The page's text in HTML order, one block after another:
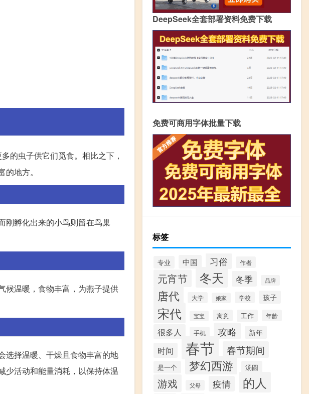
多的虫子供它们觅食。相比之下，
地方。
刚孵化出来的小鸟则留在鸟巢
候温暖，食物丰富，为燕子提供
选择温暖、干燥且食物丰富的地
少活动和能量消耗，以保持体温
DeepSeek全套部署资料免费下载
免费可商用字体批量下载
标签
专业 中国 习俗 作者
元宵节 冬天 冬季 品牌
唐代 大学 娘家 学校 孩子
宋代 宝宝 寓意 工作 年龄
很多人 手机 攻略 新年
时间 春节 春节期间
是一个 梦幻西游 汤圆
游戏 父母 疫情 的人